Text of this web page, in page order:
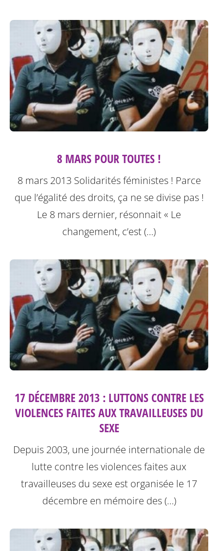
8 MARS POUR TOUTES !
8 mars 2013 Solidarités féministes ! Parce
que l’égalité des droits, ça ne se divise pas !
Le 8 mars dernier, résonnait « Le
changement, c’est (…)
17 DÉCEMBRE 2013 : LUTTONS CONTRE LES
VIOLENCES FAITES AUX TRAVAILLEUSES DU
SEXE
Depuis 2003, une journée internationale de
lutte contre les violences faites aux
travailleuses du sexe est organisée le 17
décembre en mémoire des (…)